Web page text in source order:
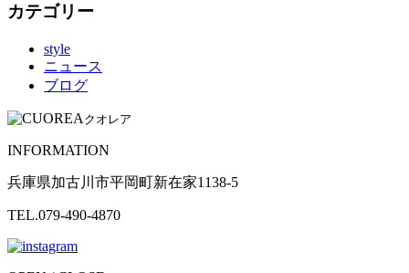
カテゴリー
style
ニュース
ブログ
クオレア
INFORMATION
兵庫県加古川市平岡町新在家1138-5
TEL.079-490-4870